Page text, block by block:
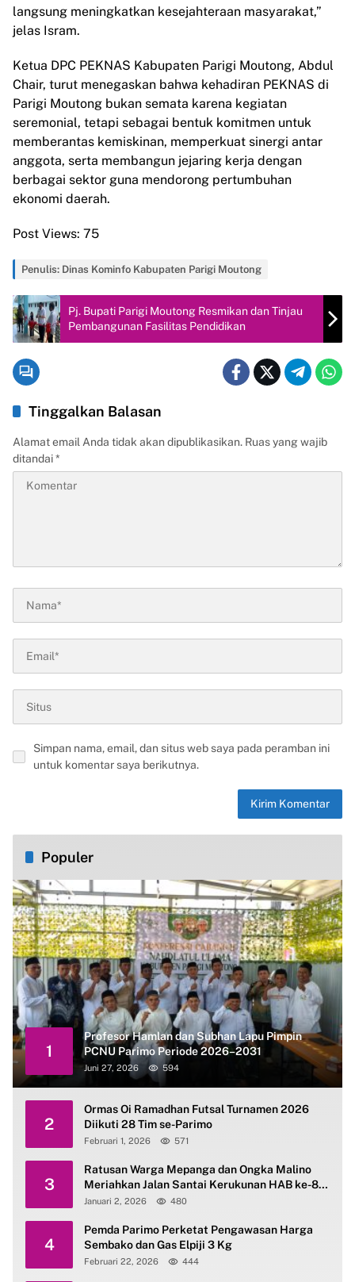
langsung meningkatkan kesejahteraan masyarakat,”
jelas Isram.
Ketua DPC PEKNAS Kabupaten Parigi Moutong, Abdul
Chair, turut menegaskan bahwa kehadiran PEKNAS di
Parigi Moutong bukan semata karena kegiatan
seremonial, tetapi sebagai bentuk komitmen untuk
memberantas kemiskinan, memperkuat sinergi antar
anggota, serta membangun jejaring kerja dengan
berbagai sektor guna mendorong pertumbuhan
ekonomi daerah.
Post Views: 75
Penulis: Dinas Kominfo Kabupaten Parigi Moutong
Pj. Bupati Parigi Moutong Resmikan dan Tinjau
Pembangunan Fasilitas Pendidikan
Tinggalkan Balasan
Alamat email Anda tidak akan dipublikasikan. Ruas yang wajib
ditandai*
Simpan nama, email, dan situs web saya pada peramban ini
untuk komentar saya berikutnya.
Populer
1
Profesor Hamlan dan Subhan Lapu Pimpin
PCNU Parimo Periode 2026–2031
Juni 27, 2026 594
2
Ormas Oi Ramadhan Futsal Turnamen 2026
Diikuti 28 Tim se-Parimo
Februari 1, 2026 571
3
Ratusan Warga Mepanga dan Ongka Malino
Meriahkan Jalan Santai Kerukunan HAB ke-80
Kemenag Parimo
Januari 2, 2026 480
4
Pemda Parimo Perketat Pengawasan Harga
Sembako dan Gas Elpiji 3 Kg
Februari 22, 2026 444